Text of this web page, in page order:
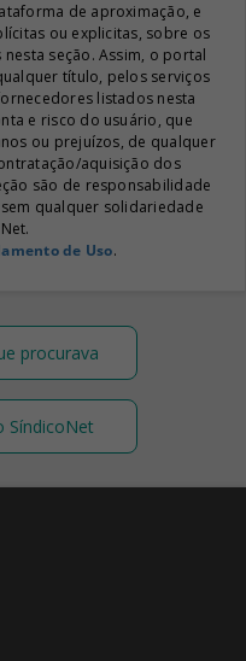
de aproximação, e
ou explicitas, sobre os
seção. Assim, o portal
título, pelos serviços
listados nesta
e risco do usuário, que
ou prejuízos, de qualquer
aquisição dos
são de responsabilidade
qualquer solidariedade
de Uso.
procurava
SíndicoNet